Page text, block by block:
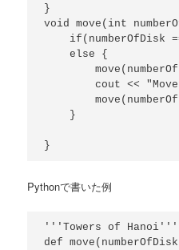
}
void move(int
if(numberOfDisk
    else {
cout <<
    }
Pythonで書いた例
'''Towers of Hanoi'''
def